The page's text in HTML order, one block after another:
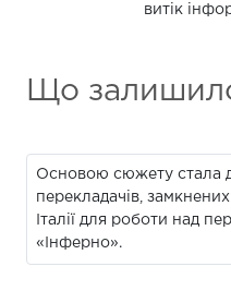
витік
Що
Основою сюжету стала
перекладачів,
Італії для роботи над
«Інферно».